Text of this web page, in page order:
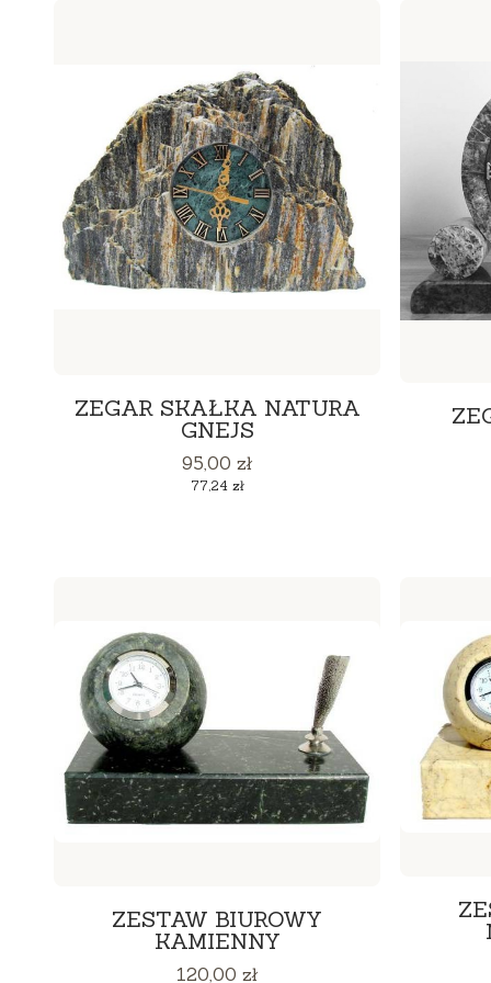
ZEGAR SKAŁKA NATURA
GNEJS
Cena
95,00 zł
Cena
77,24 zł
ZESTAW BIUROWY
KAMIENNY
Cena
120,00 zł